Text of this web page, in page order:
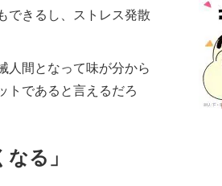
できるし、ストレス発散
人間となって味が分から
トであると言えるだろ
る」